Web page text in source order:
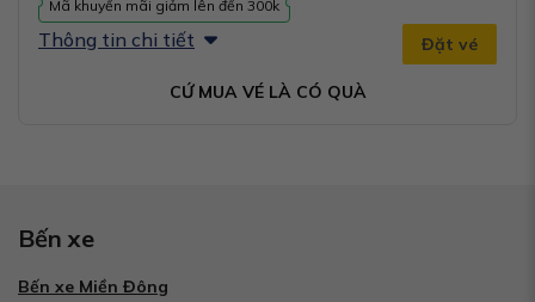
Mã khuyến mãi giảm lên đến 300k
Thông tin chi tiết Đặt vé
CỨ MUA VÉ LÀ CÓ QUÀ
Bến xe
Bến xe Miền Đông